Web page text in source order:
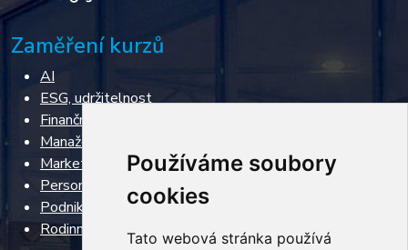
Používáme soubory
cookies
Tato webová stránka používá
Zaměření kurzů
AI
ESG, udržitelnost
Finanční řízení, restrukturalizace, insolvence
Manažerské dovednosti
Marketing & Sales
Personální řízení
Podnikání
Rodinné podnikání